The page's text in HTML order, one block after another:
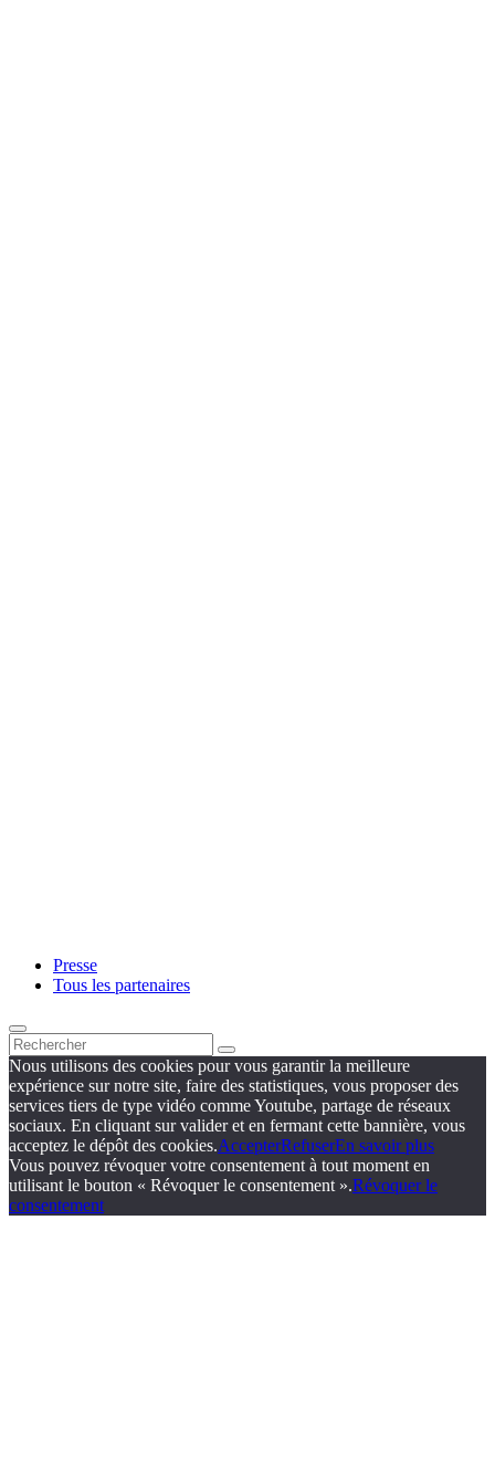
Presse
Tous les partenaires
Nous utilisons des cookies pour vous garantir la meilleure
expérience sur notre site, faire des statistiques, vous proposer des
services tiers de type vidéo comme Youtube, partage de réseaux
sociaux. En cliquant sur valider et en fermant cette bannière, vous
acceptez le dépôt des cookies.AccepterRefuserEn savoir plus
Vous pouvez révoquer votre consentement à tout moment en
utilisant le bouton « Révoquer le consentement ».Révoquer le
consentement